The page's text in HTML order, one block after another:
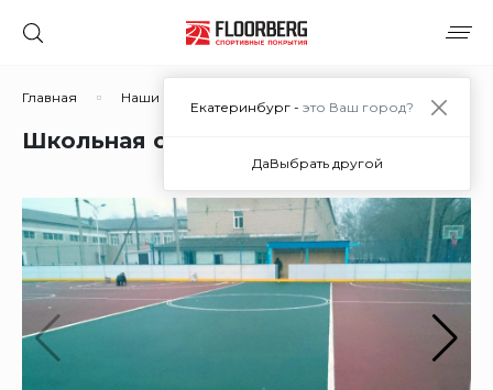
Главная Наши работы Школьная спортивная площадка
Школьная спортивная площадка
Екатеринбург - это Ваш город?
ДаВыбрать другой